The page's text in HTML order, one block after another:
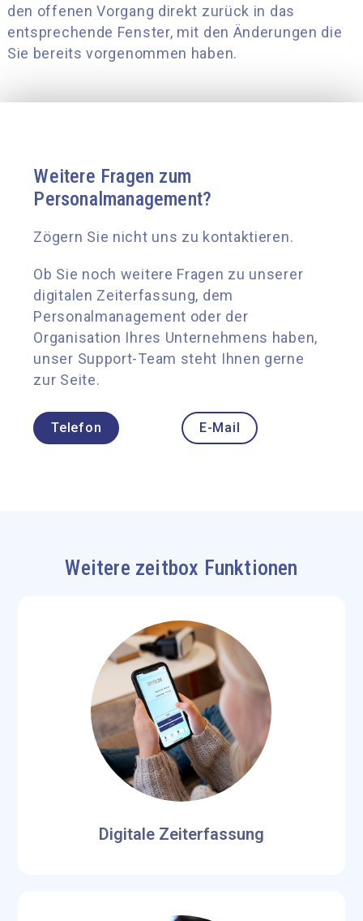
den offenen Vorgang direkt zurück in das
entsprechende Fenster, mit den Änderungen die
Sie bereits vorgenommen haben.
Weitere Fragen zum
Personalmanagement?
Zögern Sie nicht uns zu kontaktieren.
Ob Sie noch weitere Fragen zu unserer
digitalen Zeiterfassung, dem
Personalmanagement oder der
Organisation Ihres Unternehmens haben,
unser Support-Team steht Ihnen gerne
zur Seite.
Telefon E-Mail
Weitere zeitbox Funktionen
Digitale Zeiterfassung